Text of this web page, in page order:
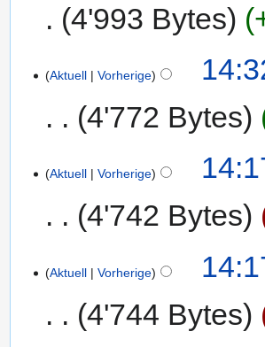
4'993 Bytes
Aktuell Vorherige
4'772 Bytes
Aktuell Vorherige
4'742 Bytes
Aktuell Vorherige
4'744 Bytes